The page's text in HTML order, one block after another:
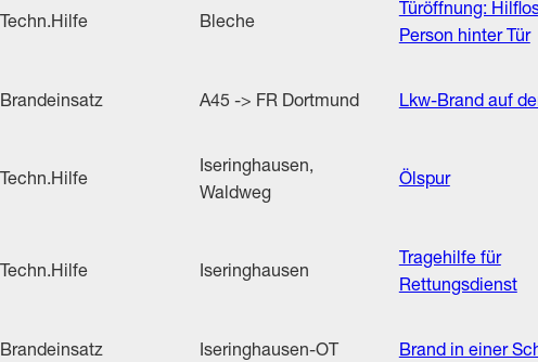
Techn.Hilfe Bleche
Türöffnung:
Person hinter Tür
Brandeinsatz A45 -> FR Dortmund Lkw-Brand auf
Techn.Hilfe
Iseringhausen,
Waldweg
Ölspur
Techn.Hilfe Iseringhausen
Tragehilfe für
Rettungsdienst
Brandeinsatz Iseringhausen-OT Brand in einer